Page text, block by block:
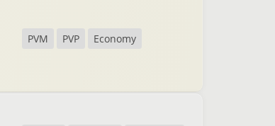
PVM PVP Economy